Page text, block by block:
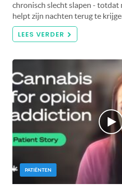
chronisch slecht slapen - totdat
helpt zijn nachten terug te
LEES VERDER
PATIËNTEN